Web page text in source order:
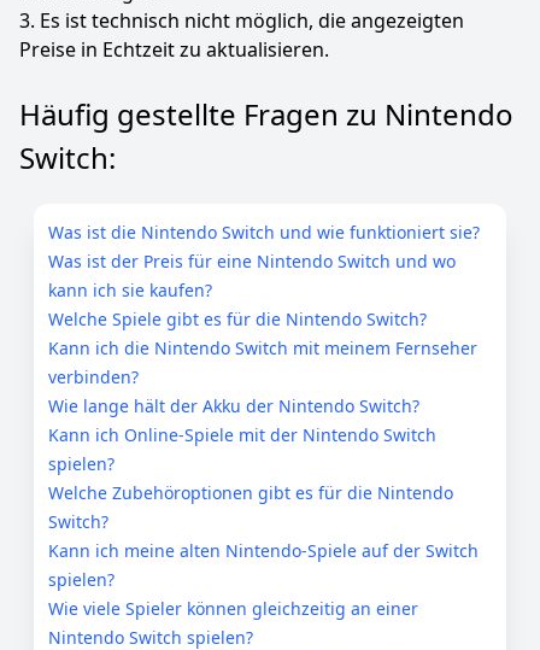
3. Es ist technisch nicht möglich, die angezeigten
Preise in Echtzeit zu aktualisieren.
Häufig gestellte Fragen zu Nintendo
Switch:
Was ist die Nintendo Switch und wie funktioniert sie?
Was ist der Preis für eine Nintendo Switch und wo
kann ich sie kaufen?
Welche Spiele gibt es für die Nintendo Switch?
Kann ich die Nintendo Switch mit meinem Fernseher
verbinden?
Wie lange hält der Akku der Nintendo Switch?
Kann ich Online-Spiele mit der Nintendo Switch
spielen?
Welche Zubehöroptionen gibt es für die Nintendo
Switch?
Kann ich meine alten Nintendo-Spiele auf der Switch
spielen?
Wie viele Spieler können gleichzeitig an einer
Nintendo Switch spielen?